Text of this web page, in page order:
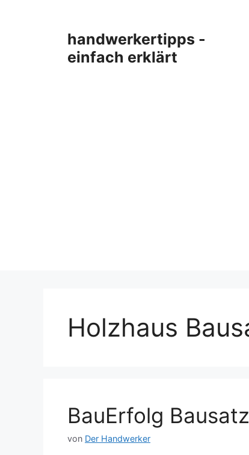
handwerkertipps -
einfach erklärt
Holzhaus
BauErfolg
von Der Handwerker